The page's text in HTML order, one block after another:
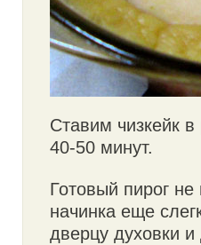
Ставим чизкейк в
40-50 минут.
Готовый пирог
начинка еще
дверцу духовки